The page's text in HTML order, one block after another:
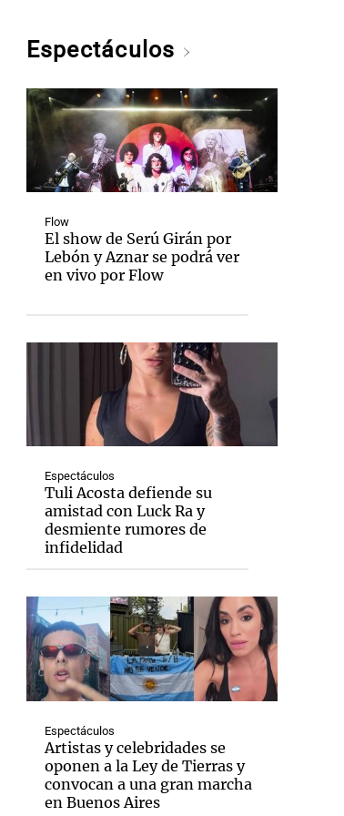
Espectáculos
Flow
El show de Serú Girán por
Lebón y Aznar se podrá ver
en vivo por Flow
Espectáculos
Tuli Acosta defiende su
amistad con Luck Ra y
desmiente rumores de
infidelidad
Espectáculos
Artistas y celebridades se
oponen a la Ley de Tierras y
convocan a una gran marcha
en Buenos Aires
Notas